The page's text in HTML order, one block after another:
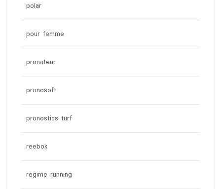
polar
pour femme
pronateur
pronosoft
pronostics turf
reebok
regime running